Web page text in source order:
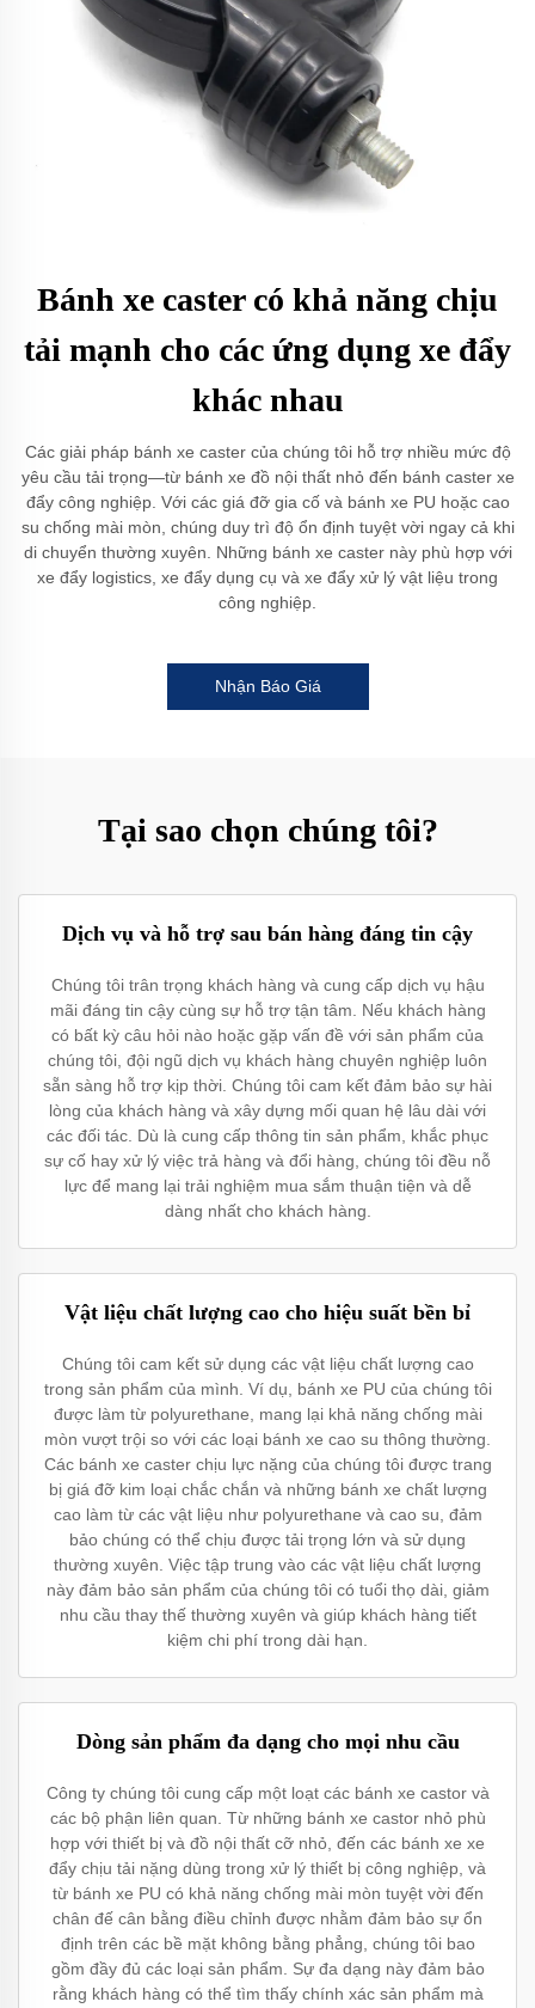
Bánh xe caster có khả năng chịu
tải mạnh cho các ứng dụng xe đẩy
khác nhau
Các giải pháp bánh xe caster của chúng tôi hỗ trợ nhiều mức độ
yêu cầu tải trọng—từ bánh xe đồ nội thất nhỏ đến bánh caster xe
đẩy công nghiệp. Với các giá đỡ gia cố và bánh xe PU hoặc cao
su chống mài mòn, chúng duy trì độ ổn định tuyệt vời ngay cả khi
di chuyển thường xuyên. Những bánh xe caster này phù hợp với
xe đẩy logistics, xe đẩy dụng cụ và xe đẩy xử lý vật liệu trong
công nghiệp.
Nhận Báo Giá
Tại sao chọn chúng tôi?
Dịch vụ và hỗ trợ sau bán hàng đáng tin cậy
Chúng tôi trân trọng khách hàng và cung cấp dịch vụ hậu
mãi đáng tin cậy cùng sự hỗ trợ tận tâm. Nếu khách hàng
có bất kỳ câu hỏi nào hoặc gặp vấn đề với sản phẩm của
chúng tôi, đội ngũ dịch vụ khách hàng chuyên nghiệp luôn
sẵn sàng hỗ trợ kịp thời. Chúng tôi cam kết đảm bảo sự hài
lòng của khách hàng và xây dựng mối quan hệ lâu dài với
các đối tác. Dù là cung cấp thông tin sản phẩm, khắc phục
sự cố hay xử lý việc trả hàng và đổi hàng, chúng tôi đều nỗ
lực để mang lại trải nghiệm mua sắm thuận tiện và dễ
dàng nhất cho khách hàng.
Vật liệu chất lượng cao cho hiệu suất bền bỉ
Chúng tôi cam kết sử dụng các vật liệu chất lượng cao
trong sản phẩm của mình. Ví dụ, bánh xe PU của chúng tôi
được làm từ polyurethane, mang lại khả năng chống mài
mòn vượt trội so với các loại bánh xe cao su thông thường.
Các bánh xe caster chịu lực nặng của chúng tôi được trang
bị giá đỡ kim loại chắc chắn và những bánh xe chất lượng
cao làm từ các vật liệu như polyurethane và cao su, đảm
bảo chúng có thể chịu được tải trọng lớn và sử dụng
thường xuyên. Việc tập trung vào các vật liệu chất lượng
này đảm bảo sản phẩm của chúng tôi có tuổi thọ dài, giảm
nhu cầu thay thế thường xuyên và giúp khách hàng tiết
kiệm chi phí trong dài hạn.
Dòng sản phẩm đa dạng cho mọi nhu cầu
Công ty chúng tôi cung cấp một loạt các bánh xe castor và
các bộ phận liên quan. Từ những bánh xe castor nhỏ phù
hợp với thiết bị và đồ nội thất cỡ nhỏ, đến các bánh xe xe
đẩy chịu tải nặng dùng trong xử lý thiết bị công nghiệp, và
từ bánh xe PU có khả năng chống mài mòn tuyệt vời đến
chân đế cân bằng điều chỉnh được nhằm đảm bảo sự ổn
định trên các bề mặt không bằng phẳng, chúng tôi bao
gồm đầy đủ các loại sản phẩm. Sự đa dạng này đảm bảo
rằng khách hàng có thể tìm thấy chính xác sản phẩm mà